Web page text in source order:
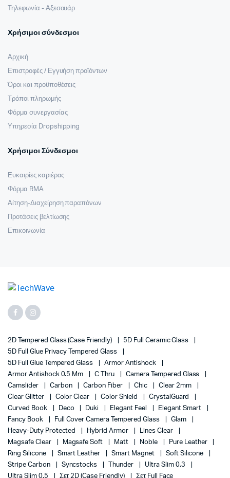
Τηλεφωνία - Αξεσουάρ
Χρήσιμοι σύνδεσμοι
Αρχική
Επιστροφές / Εγγυήση προϊόντων
Όροι και προϋποθέσεις
Τρόποι πληρωμής
Φόρμα συνεργασίας
Υπηρεσία Dropshipping
Χρήσιμοι Σύνδεσμοι
Ευκαιρίες καριέρας
Φόρμα RMA
Αίτηση-Διαχείρηση παραπόνων
Προτάσεις βελτίωσης
Επικοινωνία
2D Tempered Glass (case Friendly)
5D Full Ceramic Glass
5D Full Glue Privacy Tempered Glass
5D Full Glue Tempered Glass
Armor Antishock
Armor Antishock 0.5 Mm
C Thru
Camera Tempered Glass
Camslider
Carbon Carbon Fiber Chic
Clear 2mm
Clear Glitter
Color Clear Color Shield
CrystalGuard
Curved Book
Deco Duki Elegant Feel
Elegant Smart
Fancy Book
Full Cover Camera Tempered Glass
Glam
Heavy-Duty Protected
Hybrid Armor
Lines Clear
Magsafe Clear
Magsafe Soft Matt Noble
Pure Leather
Ring Silicone
Smart Leather Smart Magnet
Soft Silicone
Stripe Carbon
Syncstocks Thunder
Ultra Slim 0.3
Ultra Slim 0.5
Σετ 2D (case Friendly) Σετ Full Face